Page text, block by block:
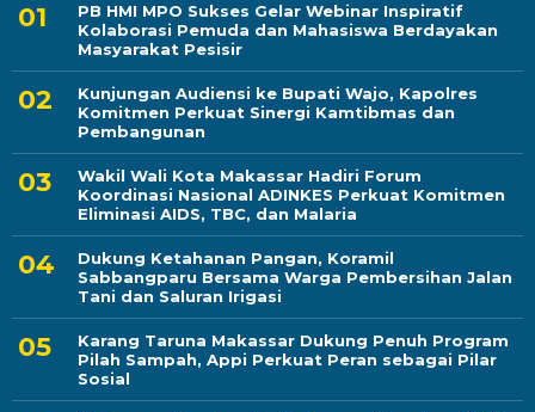
PB HMI MPO Sukses Gelar Webinar Inspiratif
Kolaborasi Pemuda dan Mahasiswa Berdayakan
Masyarakat Pesisir
Kunjungan Audiensi ke Bupati Wajo, Kapolres
Komitmen Perkuat Sinergi Kamtibmas dan
Pembangunan
Wakil Wali Kota Makassar Hadiri Forum
Koordinasi Nasional ADINKES Perkuat Komitmen
Eliminasi AIDS, TBC, dan Malaria
Dukung Ketahanan Pangan, Koramil
Sabbangparu Bersama Warga Pembersihan Jalan
Tani dan Saluran Irigasi
Karang Taruna Makassar Dukung Penuh Program
Pilah Sampah, Appi Perkuat Peran sebagai Pilar
Sosial